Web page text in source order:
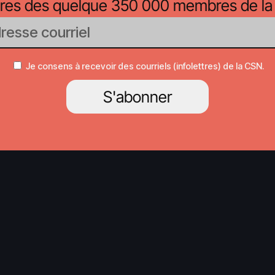
des quelque 350 000 membres de la
Je consens à recevoir des courriels (infolettres) de la CSN.
S'abonner